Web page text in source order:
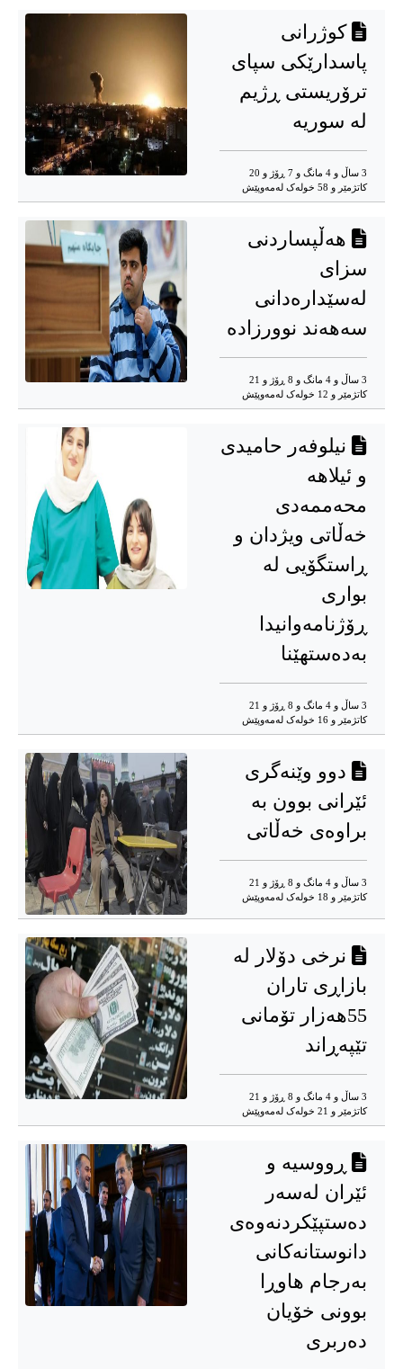
کوژرانی
پاسدارێکی سپای
ترۆریستی ڕژیم
لە سوریە
3 ساڵ و 4 مانگ و 7 ڕۆژ و 20
کاتژمێر و 58 خوله‌ک له‌مه‌وپێش‌
هەڵپساردنی
سزای
لەسێدارەدانی
سەهەند نوورزادە
3 ساڵ و 4 مانگ و 8 ڕۆژ و 21
کاتژمێر و 12 خوله‌ک له‌مه‌وپێش‌
نیلوفەر حامیدی
و ئیلاهە
محەممەدی
خەڵاتی ویژدان و
ڕاستگۆیی لە
بواری
ڕۆژنامەوانیدا
بەدەستهێنا
3 ساڵ و 4 مانگ و 8 ڕۆژ و 21
کاتژمێر و 16 خوله‌ک له‌مه‌وپێش‌
دوو وێنەگری
ئێرانی بوون بە
براوەی خەڵاتی
3 ساڵ و 4 مانگ و 8 ڕۆژ و 21
کاتژمێر و 18 خوله‌ک له‌مه‌وپێش‌
نرخی دۆلار لە
بازاڕی تاران
55هەزار تۆمانی
تێپەڕاند
3 ساڵ و 4 مانگ و 8 ڕۆژ و 21
کاتژمێر و 21 خوله‌ک له‌مه‌وپێش‌
ڕووسیە و
ئێران لەسەر
دەستپێکردنەوەی
دانوستانەکانی
بەرجام هاوڕا
بوونی خۆیان
دەربری